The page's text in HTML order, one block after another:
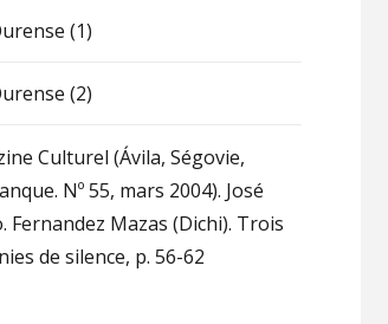
(1)
(2)
Culturel (Ávila, Ségovie,
Nº 55, mars 2004). José
Fernandez Mazas (Dichi). Trois
de silence, p. 56-62